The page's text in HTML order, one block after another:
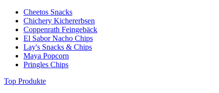
Cheetos Snacks
Chichery Kichererbsen
Coppenrath Feingebäck
El Sabor Nacho Chips
Lay's Snacks & Chips
Maya Popcorn
Pringles Chips
Top Produkte